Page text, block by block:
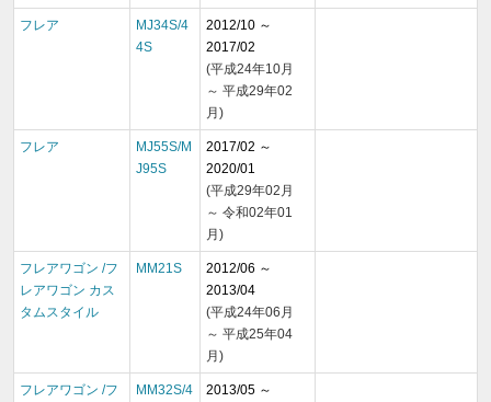
フレア
MJ34S/4
4S
2012/10 ～
2017/02
(平成24年10月
～ 平成29年02
月)
フレア
MJ55S/M
J95S
2017/02 ～
2020/01
(平成29年02月
～ 令和02年01
月)
フレアワゴン /フ
レアワゴン カス
タムスタイル
MM21S
2012/06 ～
2013/04
(平成24年06月
～ 平成25年04
月)
フレアワゴン /フ
MM32S/4
2013/05 ～